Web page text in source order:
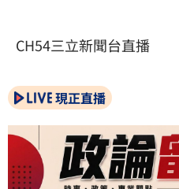
CH54三立新聞台直播
現正直播